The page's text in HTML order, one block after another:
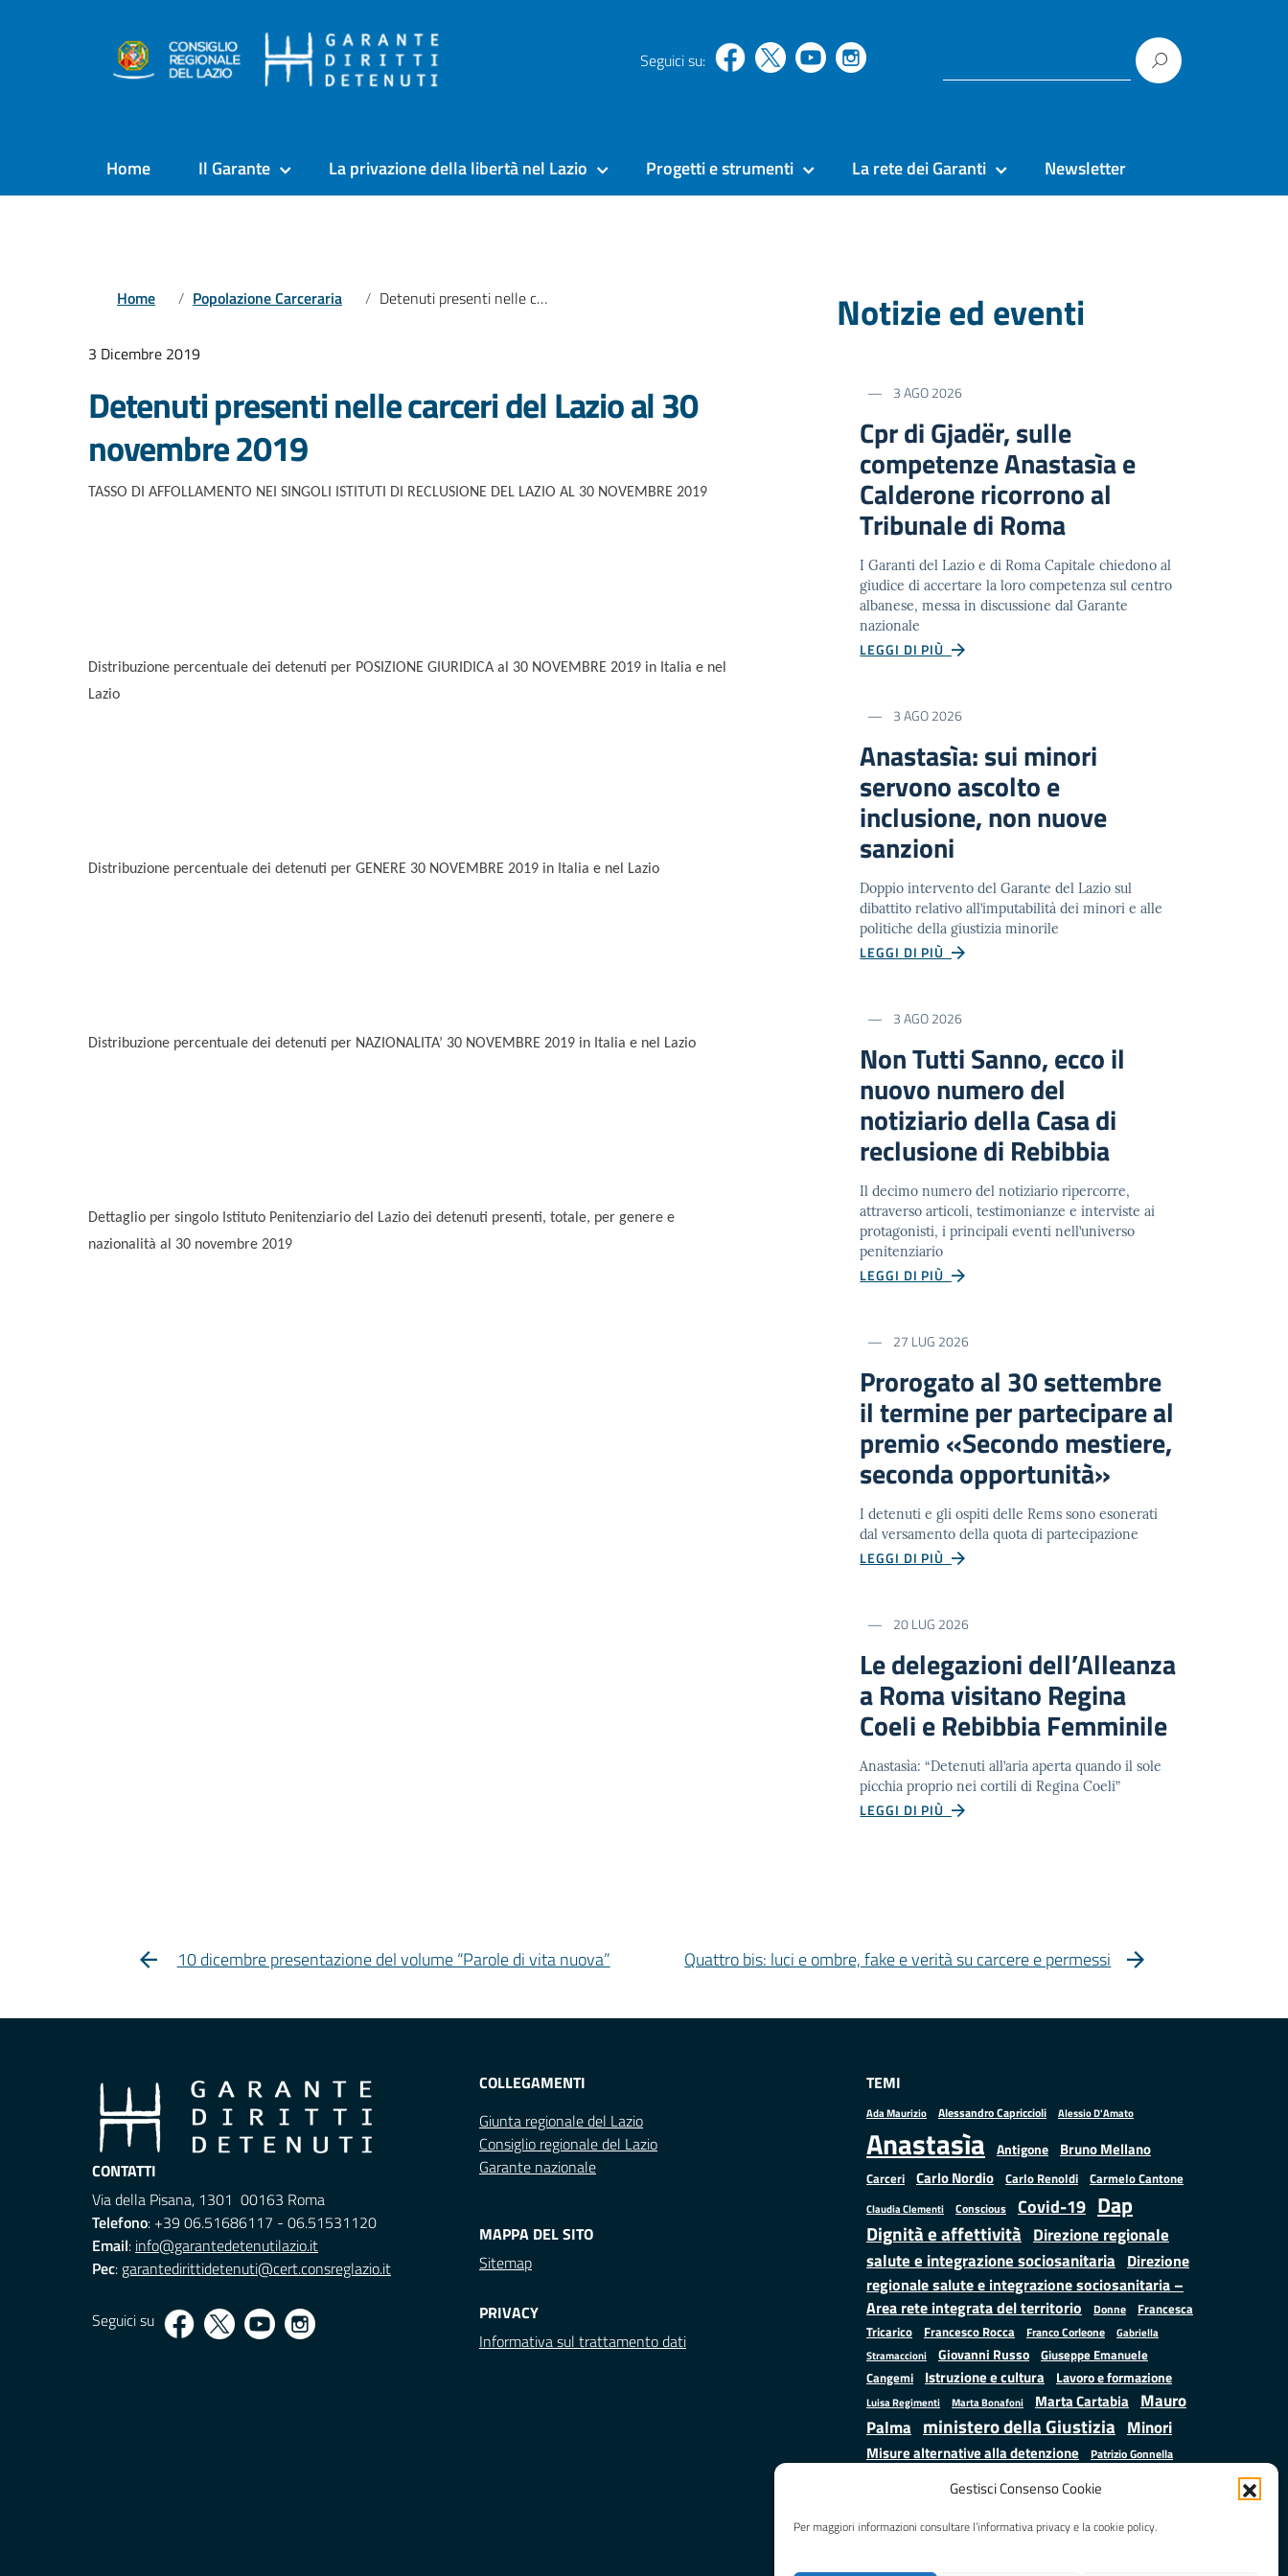
Gestisci Consenso Cookie
Per maggiori informazioni consultare l’informativa privacy e la cookie policy.
Seguici su:
Home Il Garante La privazione della libertà nel Lazio Progetti e strumenti La rete dei Garanti Newsletter
Home Popolazione Carceraria Detenuti presenti nelle carceri del Lazio al 30 novembre 2019
3 Dicembre 2019
Detenuti presenti nelle carceri del Lazio al 30
novembre 2019
TASSO DI AFFOLLAMENTO NEI SINGOLI ISTITUTI DI RECLUSIONE DEL LAZIO AL 30 NOVEMBRE 2019
Distribuzione percentuale dei detenuti per POSIZIONE GIURIDICA al 30 NOVEMBRE 2019 in Italia e nel
Lazio
Distribuzione percentuale dei detenuti per GENERE 30 NOVEMBRE 2019 in Italia e nel Lazio
Distribuzione percentuale dei detenuti per NAZIONALITA’ 30 NOVEMBRE 2019 in Italia e nel Lazio
Dettaglio per singolo Istituto Penitenziario del Lazio dei detenuti presenti, totale, per genere e
nazionalità al 30 novembre 2019
Notizie ed eventi
3 AGO 2026
Cpr di Gjadër, sulle
competenze Anastasìa e
Calderone ricorrono al
Tribunale di Roma
I Garanti del Lazio e di Roma Capitale chiedono al
giudice di accertare la loro competenza sul centro
albanese, messa in discussione dal Garante
nazionale
LEGGI DI PIÙ
3 AGO 2026
Anastasìa: sui minori
servono ascolto e
inclusione, non nuove
sanzioni
Doppio intervento del Garante del Lazio sul
dibattito relativo all’imputabilità dei minori e alle
politiche della giustizia minorile
LEGGI DI PIÙ
3 AGO 2026
Non Tutti Sanno, ecco il
nuovo numero del
notiziario della Casa di
reclusione di Rebibbia
Il decimo numero del notiziario ripercorre,
attraverso articoli, testimonianze e interviste ai
protagonisti, i principali eventi nell’universo
penitenziario
LEGGI DI PIÙ
27 LUG 2026
Prorogato al 30 settembre
il termine per partecipare al
premio «Secondo mestiere,
seconda opportunità»
I detenuti e gli ospiti delle Rems sono esonerati
dal versamento della quota di partecipazione
LEGGI DI PIÙ
20 LUG 2026
Le delegazioni dell’Alleanza
a Roma visitano Regina
Coeli e Rebibbia Femminile
Anastasìa: “Detenuti all’aria aperta quando il sole
picchia proprio nei cortili di Regina Coeli”
LEGGI DI PIÙ
10 dicembre presentazione del volume “Parole di vita nuova” Quattro bis: luci e ombre, fake e verità su carcere e permessi
CONTATTI
Via della Pisana, 1301 00163 Roma
Telefono: +39 06.51686117 - 06.51531120
Email: info@garantedetenutilazio.it
Pec: garantedirittidetenuti@cert.consreglazio.it
Seguici su
COLLEGAMENTI
Giunta regionale del Lazio
Consiglio regionale del Lazio
Garante nazionale
MAPPA DEL SITO
Sitemap
PRIVACY
Informativa sul trattamento dati
TEMI
Ada Maurizio Alessandro Capriccioli Alessio D'Amato
Anastasìa Antigone Bruno Mellano
Carceri Carlo Nordio Carlo Renoldi Carmelo Cantone
Claudia Clementi Conscious Covid-19 Dap
Dignità e affettività Direzione regionale
salute e integrazione sociosanitaria Direzione
regionale salute e integrazione sociosanitaria –
Area rete integrata del territorio
Donne
Francesca
Tricarico
Francesco Rocca Franco Corleone
Gabriella
Stramaccioni
Giovanni Russo Giuseppe Emanuele
Cangemi
Istruzione e cultura Lavoro e formazione
Luisa Regimenti Marta Bonafoni Marta Cartabia Mauro
Palma ministero della Giustizia Minori
Misure alternative alla detenzione Patrizio Gonnella
Samuele Ciambriello
Mattarella Situazione in numeri
Stefano